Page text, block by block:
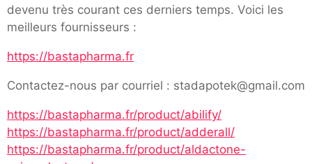
devenu très courant ces derniers temps. Voici les
meilleurs fournisseurs :
https://bastapharma.fr
Contactez-nous par courriel : stadapotek@gmail.com
https://bastapharma.fr/product/abilify/
https://bastapharma.fr/product/adderall/
https://bastapharma.fr/product/aldactone-